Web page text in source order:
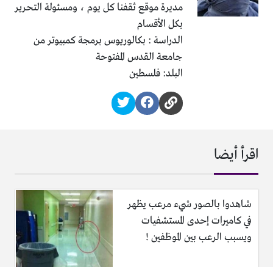
مديرة موقع ثقفنا كل يوم ، ومسئولة التحرير
بكل الأقسام
الدراسة : بكالوريوس برمجة كمبيوتر من
جامعة القدس المفتوحة
البلد: فلسطين
اقرأ أيضا
شاهدوا بالصور شيء مرعب يظهر
في كاميرات إحدى المستشفيات
ويسبب الرعب بين الموظفين !